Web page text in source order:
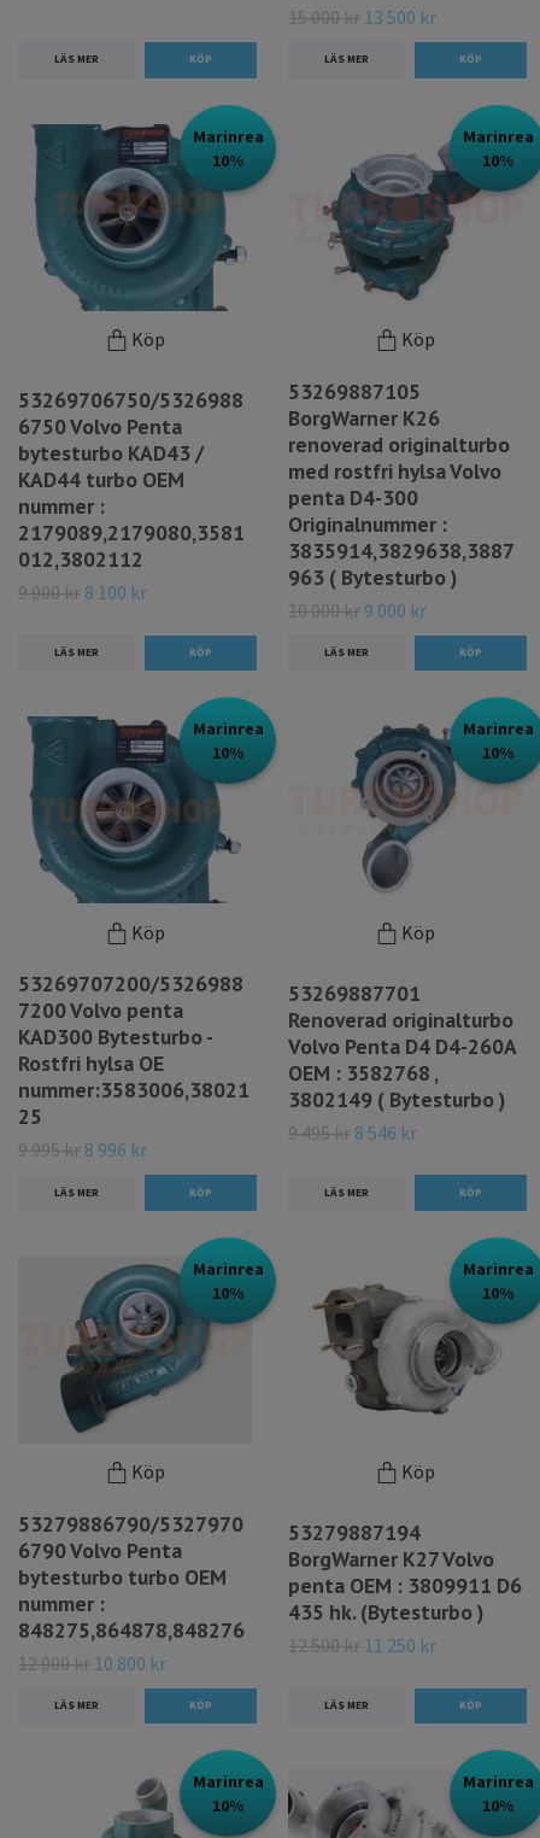
LÄS MER
15 000 kr 13 500 kr
LÄS MER
Marinrea
10%
Köp
53269706750/5326988
6750 Volvo Penta
bytesturbo KAD43 /
KAD44 turbo OEM
nummer :
2179089,2179080,3581
012,3802112
9 000 kr 8 100 kr
LÄS MER
Marinrea
10%
Köp
53269887105
BorgWarner K26
renoverad originalturbo
med rostfri hylsa Volvo
penta D4-300
Originalnummer :
3835914,3829638,3887
963 ( Bytesturbo )
10 000 kr 9 000 kr
LÄS MER
Marinrea
10%
Köp
53269707200/5326988
7200 Volvo penta
KAD300 Bytesturbo -
Rostfri hylsa OE
nummer:3583006,38021
25
9 995 kr 8 996 kr
LÄS MER
Marinrea
10%
Köp
53269887701
Renoverad originalturbo
Volvo Penta D4 D4-260A
OEM : 3582768 ,
3802149 ( Bytesturbo )
9 495 kr 8 546 kr
LÄS MER
Marinrea
10%
Köp
53279886790/5327970
6790 Volvo Penta
bytesturbo turbo OEM
nummer :
848275,864878,848276
12 000 kr 10 800 kr
LÄS MER
Marinrea
10%
Köp
53279887194
BorgWarner K27 Volvo
penta OEM : 3809911 D6
435 hk. (Bytesturbo )
12 500 kr 11 250 kr
LÄS MER
Marinrea
10%
Marinrea
10%